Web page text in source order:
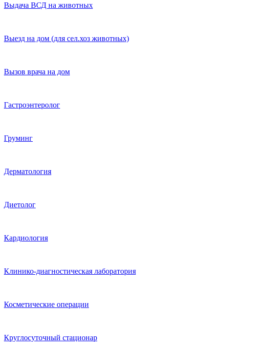
Выдача ВСД на животных
Выезд на дом (для сел.хоз животных)
Вызов врача на дом
Гастроэнтеролог
Груминг
Дерматология
Диетолог
Кардиология
Клинико-диагностическая лаборатория
Косметические операции
Круглосуточный стационар